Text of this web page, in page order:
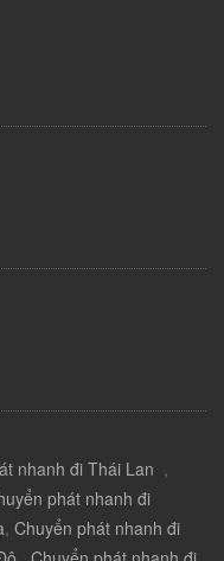
nhanh đi Thái Lan ,
phát nhanh đi
, Chuyển phát nhanh đi